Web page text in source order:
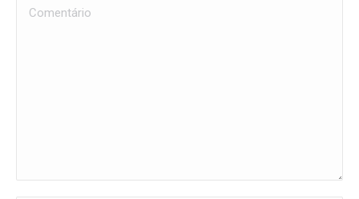
Comentário